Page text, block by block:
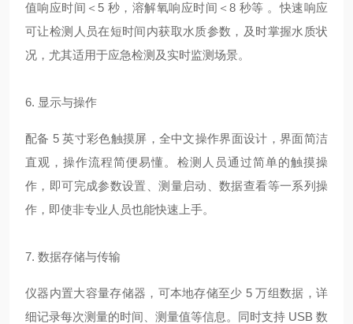
值响应时间＜5 秒，溶解氧响应时间＜8 秒等 。快速响应
可让检测人员在短时间内获取水质参数，及时掌握水质状
况，尤其适用于应急检测及实时监测场景。
6. 显示与操作
配备 5 英寸彩色触摸屏，全中文操作界面设计，界面简洁
直观，操作流程简便易懂。检测人员通过简单的触摸操
作，即可完成参数设置、测量启动、数据查看等一系列操
作，即使非专业人员也能快速上手。
7. 数据存储与传输
仪器内置大容量存储器，可本地存储至少 5 万组数据，详
细记录每次测量的时间、测量值等信息。同时支持 USB 数